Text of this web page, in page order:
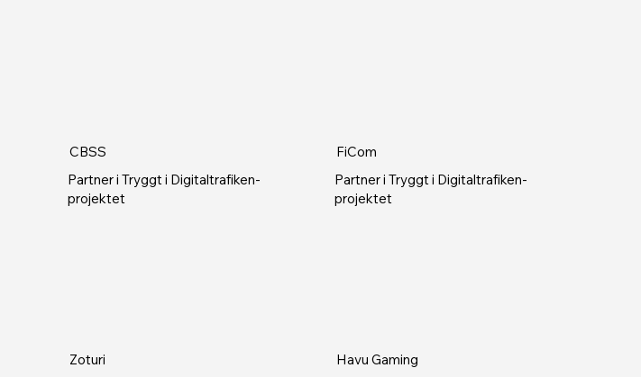
CBSS
Partner i Tryggt i Digitaltrafiken-
projektet
FiCom
Partner i Tryggt i Digitaltrafiken-
projektet
Zoturi
Havu Gaming